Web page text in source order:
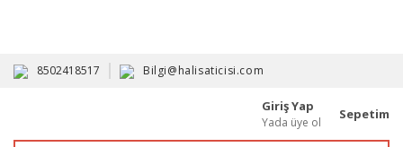
8502418517 Bilgi@halisaticisi.com
Giriş Yap
Yada üye ol
Sepetim